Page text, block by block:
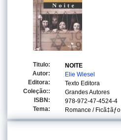
Titulo:
NOITE
Autor:
Elie Wiesel
Editora:
Texto Editora
Coleção::
Grandes Autores
ISBN:
978-972-47-4524-4
Tema:
Romance / Ficã‡ãƒo